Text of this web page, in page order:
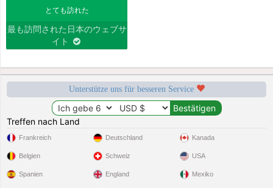
とても訪れた
最も訪問された日本のウェブサ
イト
Unterstütze uns für besseren Service
Treffen nach Land
Frankreich
Belgien
Spanien
Deutschland
Schweiz
England
Kanada
USA
Mexiko